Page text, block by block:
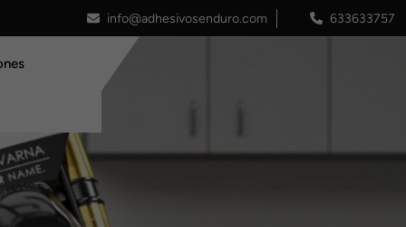
info@adhesivosenduro.com 633633757